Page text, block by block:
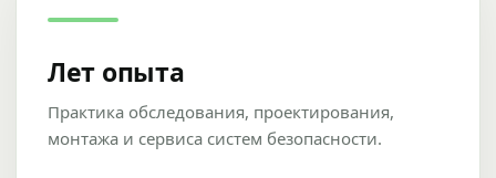
Лет опыта
Практика обследования, проектирования,
монтажа и сервиса систем безопасности.